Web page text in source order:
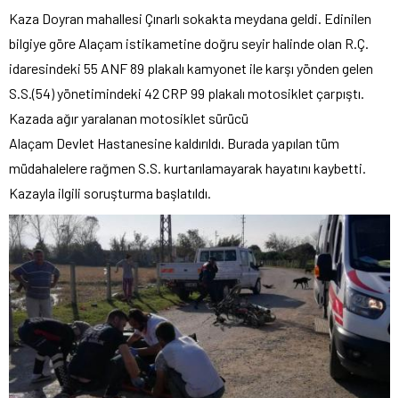
Kaza Doyran mahallesi Çınarlı sokakta meydana geldi. Edinilen
bilgiye göre Alaçam istikametine doğru seyir halinde olan R.Ç.
idaresindeki 55 ANF 89 plakalı kamyonet ile karşı yönden gelen
S.S.(54) yönetimindeki 42 CRP 99 plakalı motosiklet çarpıştı.
Kazada ağır yaralanan motosiklet sürücü
Alaçam Devlet Hastanesine kaldırıldı. Burada yapılan tüm
müdahalelere rağmen S.S. kurtarılamayarak hayatını kaybetti.
Kazayla ilgili soruşturma başlatıldı.